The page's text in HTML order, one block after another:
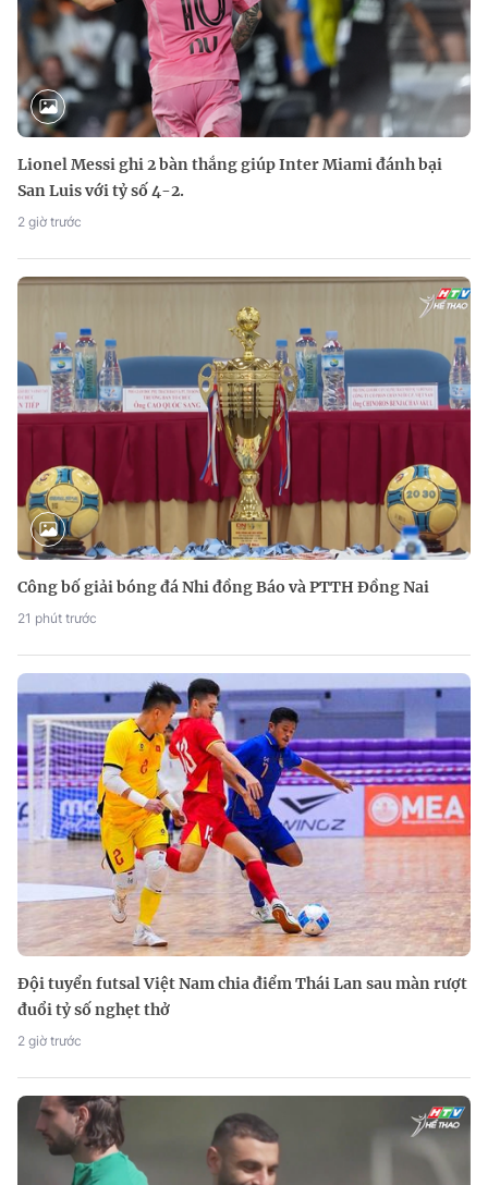
Lionel Messi ghi 2 bàn thắng giúp Inter Miami đánh bại
San Luis với tỷ số 4-2.
2 giờ trước
Công bố giải bóng đá Nhi đồng Báo và PTTH Đồng Nai
21 phút trước
Đội tuyển futsal Việt Nam chia điểm Thái Lan sau màn rượt
đuổi tỷ số nghẹt thở
2 giờ trước